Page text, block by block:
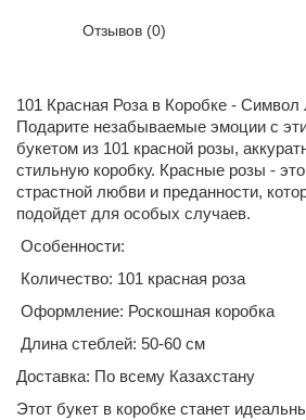
Отзывов (0)
101 Красная Роза в Коробке -
Подарите незабываемые эмоции с
букетом из 101 красной розы,
стильную коробку. Красные розы -
страстной любви и преданности,
подойдет для особых случаев.
Особенности:
Количество: 101 красная роза
Оформление: Роскошная коробка
Длина стеблей: 50-60 см
Доставка: По всему Казахстану
Этот букет в коробке станет